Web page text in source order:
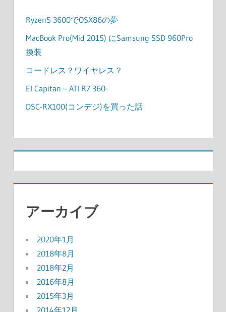
Ryzen5 3600でOSX86の夢
MacBook Pro(Mid 2015) にSamsung SSD 960Pro
換装
コードレス？ワイヤレス？
El Capitan – ATI R7 360-
DSC-RX100(コンデジ)を買った話
アーカイブ
2020年1月
2018年8月
2018年2月
2016年8月
2015年3月
2014年12月